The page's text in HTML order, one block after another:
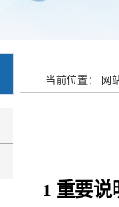
当前位置： 网
1 重要说